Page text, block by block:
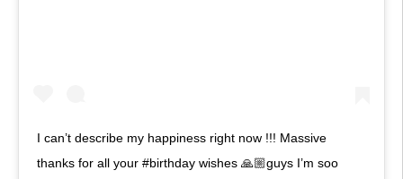
I can’t describe my happiness right now !!! Massive
thanks for all your #birthday wishes 🙏🏼guys I’m soo